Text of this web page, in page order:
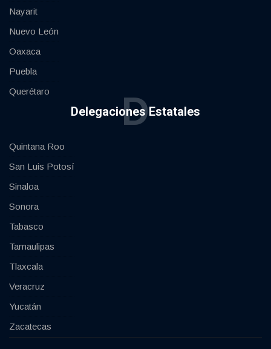
Nayarit
Nuevo León
Oaxaca
Puebla
Querétaro
Delegaciones Estatales
D
Quintana Roo
San Luis Potosí
Sinaloa
Sonora
Tabasco
Tamaulipas
Tlaxcala
Veracruz
Yucatán
Zacatecas